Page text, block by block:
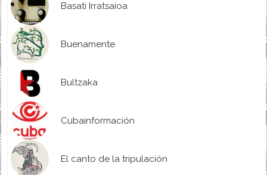
Basati Irratsaioa
Buenamente
Bultzaka
Cubainformación
El canto de la tripulación